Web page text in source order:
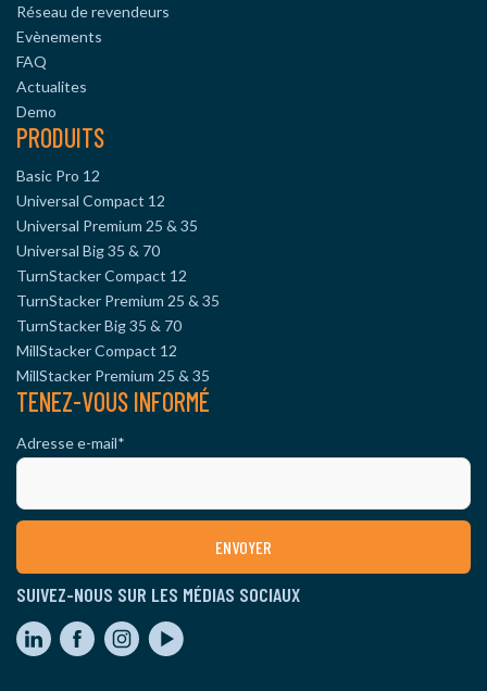
Réseau de revendeurs
Evènements
FAQ
Actualites
Demo
PRODUITS
Basic Pro 12
Universal Compact 12
Universal Premium 25 & 35
Universal Big 35 & 70
TurnStacker Compact 12
TurnStacker Premium 25 & 35
TurnStacker Big 35 & 70
MillStacker Compact 12
MillStacker Premium 25 & 35
TENEZ-VOUS INFORMÉ
Adresse e-mail*
SUIVEZ-NOUS SUR LES MÉDIAS SOCIAUX